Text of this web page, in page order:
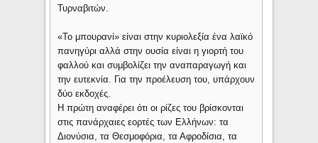
Τυρναβιτών.
«Το μπουρανί» είναι στην κυριολεξία ένα λαϊκό
πανηγύρι αλλά στην ουσία είναι η γιορτή του
φαλλού και συμβολίζει την αναπαραγωγή και
την ευτεκνία. Για την προέλευση του, υπάρχουν
δύο εκδοχές.
Η πρώτη αναφέρει ότι οι ρίζες του βρίσκονται
στις πανάρχαιες εορτές των Ελλήνων: τα
Διονύσια, τα Θεσμοφόρια, τα Αφροδίσια, τα